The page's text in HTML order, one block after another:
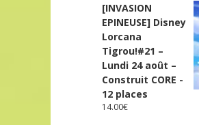
[INVASION
EPINEUSE] Disney
Lorcana
Tigrou!#21 –
Lundi 24 août –
Construit CORE -
12 places
14.00€